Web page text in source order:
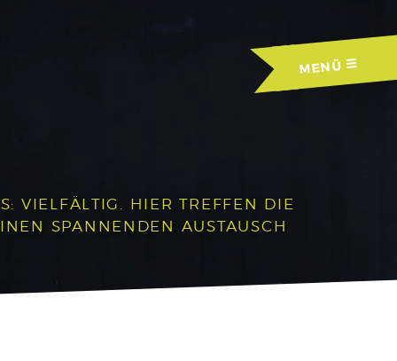
MENÜ
VIELFÄLTIG. HIER TREFFEN DIE
SPANNENDEN AUSTAUSCH